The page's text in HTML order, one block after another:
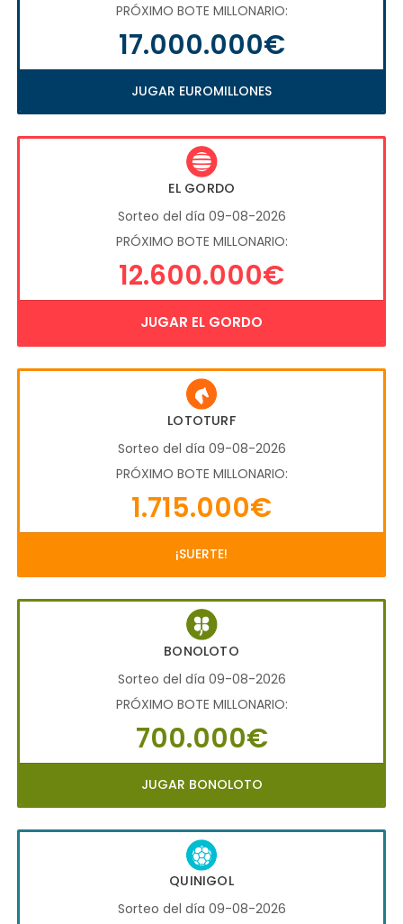
PRÓXIMO BOTE MILLONARIO:
17.000.000€
JUGAR EUROMILLONES
EL GORDO
Sorteo del día 09-08-2026
PRÓXIMO BOTE MILLONARIO:
12.600.000€
JUGAR EL GORDO
LOTOTURF
Sorteo del día 09-08-2026
PRÓXIMO BOTE MILLONARIO:
1.715.000€
¡SUERTE!
BONOLOTO
Sorteo del día 09-08-2026
PRÓXIMO BOTE MILLONARIO:
700.000€
JUGAR BONOLOTO
QUINIGOL
Sorteo del día 09-08-2026